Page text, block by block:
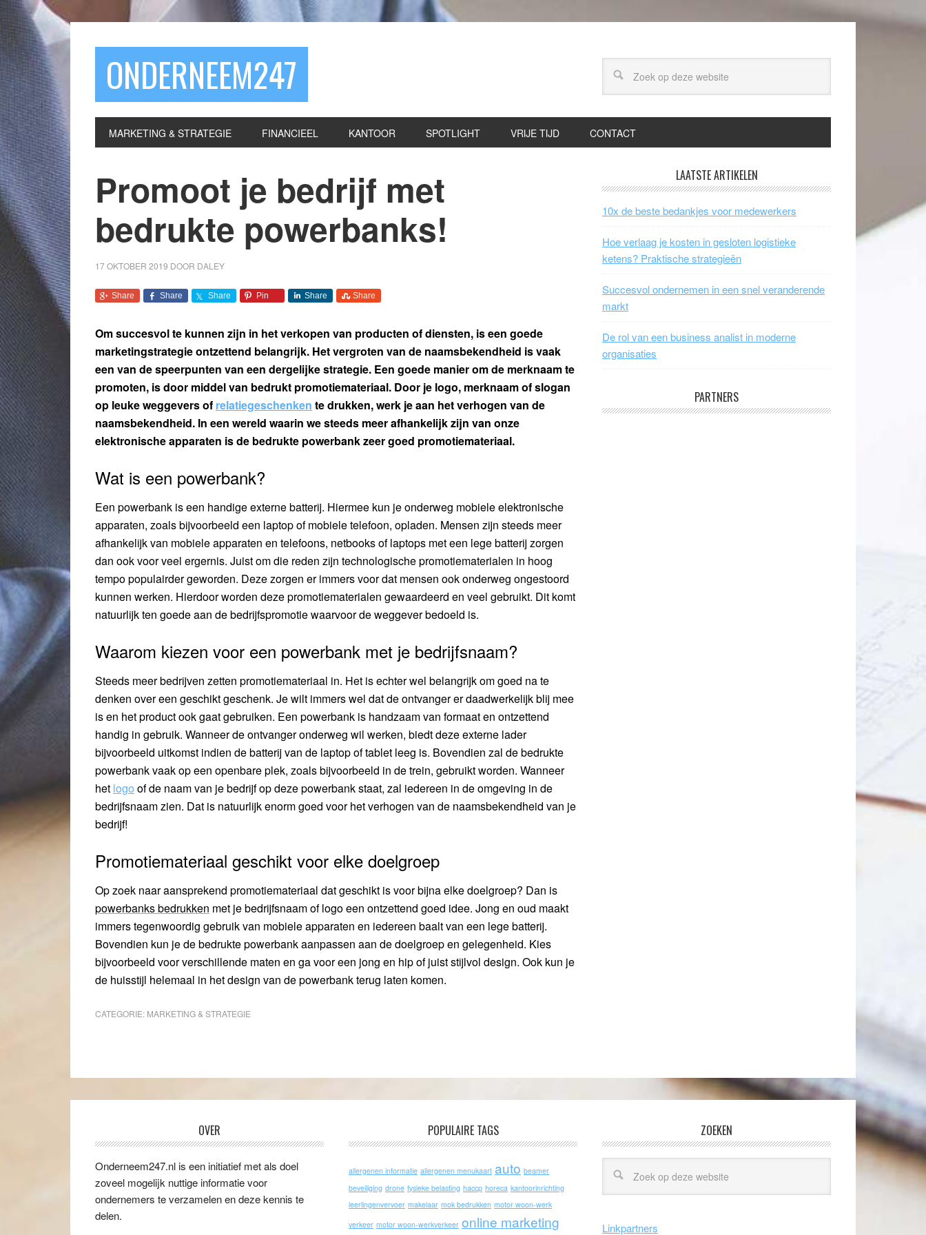
ONDERNEEM247
MARKETING & STRATEGIE FINANCIEEL KANTOOR SPOTLIGHT VRIJE TIJD CONTACT
Promoot je bedrijf met
bedrukte powerbanks!
17 OKTOBER 2019 DOOR DALEY
Share Share Share Pin Share Share
Om succesvol te kunnen zijn in het verkopen van producten of diensten, is een goede
marketingstrategie ontzettend belangrijk. Het vergroten van de naamsbekendheid is vaak
een van de speerpunten van een dergelijke strategie. Een goede manier om de merknaam te
promoten, is door middel van bedrukt promotiemateriaal. Door je logo, merknaam of slogan
op leuke weggevers of relatiegeschenken te drukken, werk je aan het verhogen van de
naamsbekendheid. In een wereld waarin we steeds meer afhankelijk zijn van onze
elektronische apparaten is de bedrukte powerbank zeer goed promotiemateriaal.
Wat is een powerbank?
Een powerbank is een handige externe batterij. Hiermee kun je onderweg mobiele elektronische
apparaten, zoals bijvoorbeeld een laptop of mobiele telefoon, opladen. Mensen zijn steeds meer
afhankelijk van mobiele apparaten en telefoons, netbooks of laptops met een lege batterij zorgen
dan ook voor veel ergernis. Juist om die reden zijn technologische promotiematerialen in hoog
tempo populairder geworden. Deze zorgen er immers voor dat mensen ook onderweg ongestoord
kunnen werken. Hierdoor worden deze promotiematerialen gewaardeerd en veel gebruikt. Dit komt
natuurlijk ten goede aan de bedrijfspromotie waarvoor de weggever bedoeld is.
Waarom kiezen voor een powerbank met je bedrijfsnaam?
Steeds meer bedrijven zetten promotiemateriaal in. Het is echter wel belangrijk om goed na te
denken over een geschikt geschenk. Je wilt immers wel dat de ontvanger er daadwerkelijk blij mee
is en het product ook gaat gebruiken. Een powerbank is handzaam van formaat en ontzettend
handig in gebruik. Wanneer de ontvanger onderweg wil werken, biedt deze externe lader
bijvoorbeeld uitkomst indien de batterij van de laptop of tablet leeg is. Bovendien zal de bedrukte
powerbank vaak op een openbare plek, zoals bijvoorbeeld in de trein, gebruikt worden. Wanneer
het logo of de naam van je bedrijf op deze powerbank staat, zal iedereen in de omgeving in de
bedrijfsnaam zien. Dat is natuurlijk enorm goed voor het verhogen van de naamsbekendheid van je
bedrijf!
Promotiemateriaal geschikt voor elke doelgroep
Op zoek naar aansprekend promotiemateriaal dat geschikt is voor bijna elke doelgroep? Dan is
powerbanks bedrukken met je bedrijfsnaam of logo een ontzettend goed idee. Jong en oud maakt
immers tegenwoordig gebruik van mobiele apparaten en iedereen baalt van een lege batterij.
Bovendien kun je de bedrukte powerbank aanpassen aan de doelgroep en gelegenheid. Kies
bijvoorbeeld voor verschillende maten en ga voor een jong en hip of juist stijlvol design. Ook kun je
de huisstijl helemaal in het design van de powerbank terug laten komen.
CATEGORIE: MARKETING & STRATEGIE
LAATSTE ARTIKELEN
10x de beste bedankjes voor medewerkers
Hoe verlaag je kosten in gesloten logistieke
ketens? Praktische strategieën
Succesvol ondernemen in een snel veranderende
markt
De rol van een business analist in moderne
organisaties
PARTNERS
OVER
Onderneem247.nl is een initiatief met als doel
zoveel mogelijk nuttige informatie voor
ondernemers te verzamelen en deze kennis te
delen.
POPULAIRE TAGS
allergenen informatie allergenen menukaart auto beamer
beveiliging drone fysieke belasting haccp horeca kantoorinrichting
leerlingenvervoer makelaar mok bedrukken motor woon-werk
verkeer motor woon-werkverkeer online marketing
ZOEKEN
Linkpartners